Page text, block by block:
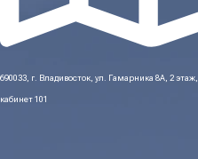
690033, г. Владивосток, ул. Гамарника 8А, 2 этаж,
кабинет 101